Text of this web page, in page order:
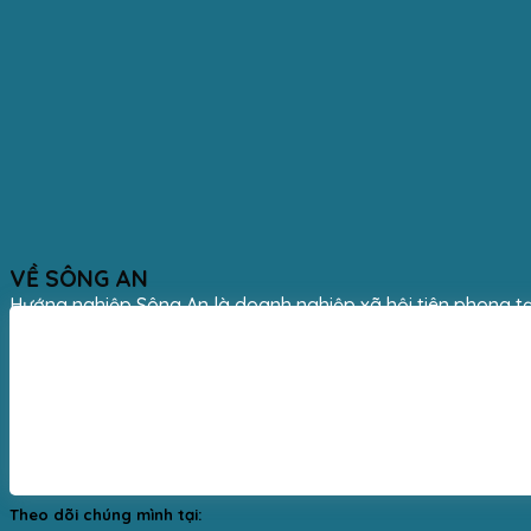
VỀ SÔNG AN
Hướng nghiệp Sông An là doanh nghiệp xã hội tiên phong
Theo dõi chúng mình tại: